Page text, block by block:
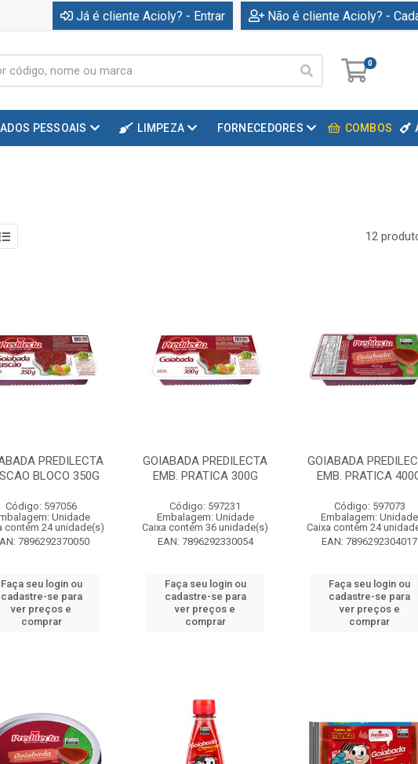
Já é cliente Acioly? - Entrar Não é cliente Acioly? -
0
PESSOAIS LIMPEZA FORNECEDORES COMBOS
12
PREDILECTA
BLOCO 350G
Código: 597056
Unidade
contém 24 unidade(s)
7896292370050
Faça seu login ou
cadastre-se para
ver preços e
comprar
GOIABADA PREDILECTA
EMB. PRATICA 300G
Código: 597231
Embalagem: Unidade
Caixa contém 36 unidade(s)
EAN: 7896292330054
Faça seu login ou
cadastre-se para
ver preços e
comprar
GOIABADA
EMB. PRATICA
Código: 597073
Embalagem: Unidade
Caixa contém 24
EAN: 7896292304017
Faça seu login ou
cadastre-se para
ver preços e
comprar